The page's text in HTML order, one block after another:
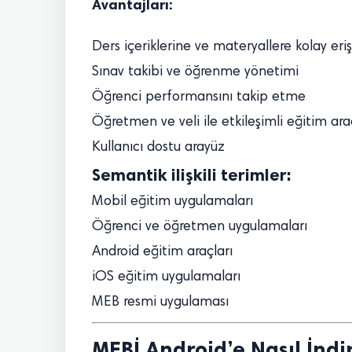
Avantajları:
Ders içeriklerine ve materyallere kolay
Sınav takibi ve öğrenme yönetimi
Öğrenci performansını takip etme
Öğretmen ve veli ile etkileşimli eğitim
Kullanıcı dostu arayüz
Semantik ilişkili terimler:
Mobil eğitim uygulamaları
Öğrenci ve öğretmen uygulamaları
Android eğitim araçları
iOS eğitim uygulamaları
MEB resmi uygulaması